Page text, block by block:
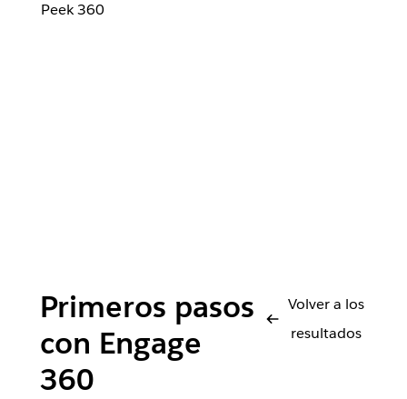
Peek 360
Primeros pasos
con Engage
360
Volver a los
resultados